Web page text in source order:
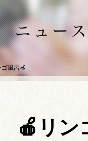
風呂🍏
🍎リン